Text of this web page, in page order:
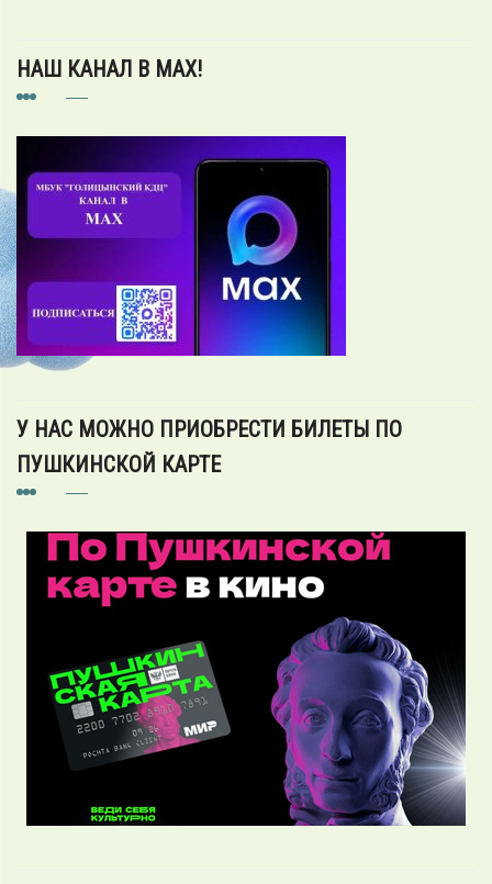
НАШ КАНАЛ В MAX!
У НАС МОЖНО ПРИОБРЕСТИ БИЛЕТЫ ПО
ПУШКИНСКОЙ КАРТЕ